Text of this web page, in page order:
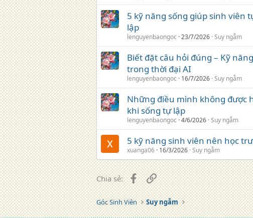
5 kỹ năng sống giúp sinh viên
lập
lenguyenbaongoc 23/7/2026 Suy ngẫm
Biết đặt câu hỏi đúng – Kỹ
trong thời đại AI
lenguyenbaongoc 16/7/2026 Suy ngẫm
Những điều mình không được
khi sống tự lập
lenguyenbaongoc 4/6/2026 Suy ngẫm
5 kỹ năng sinh viên nên học
xuanga06 16/3/2026 Suy ngẫm
Chia sẻ: Facebook
Liên kết
Góc Sinh Viên Suy ngẫm